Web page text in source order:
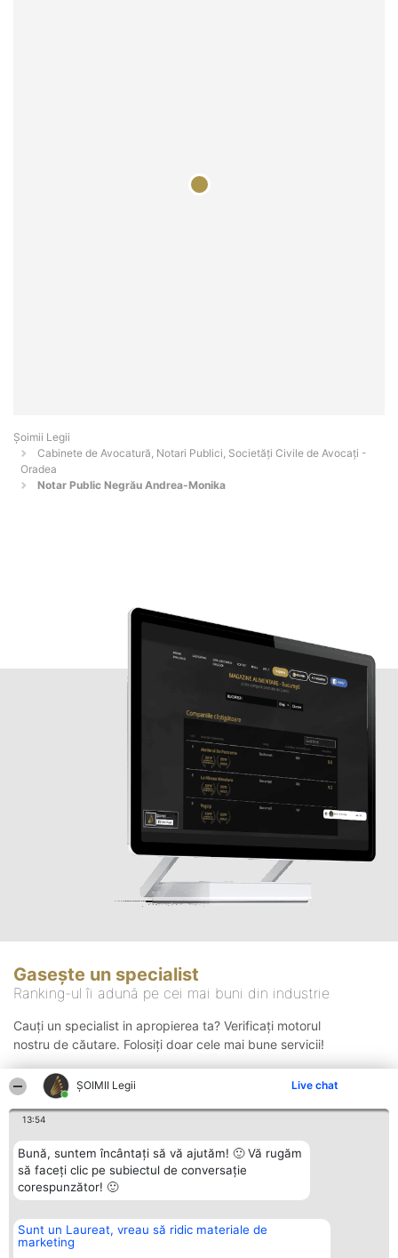
ȘOIMII Legii Live chat
13:54
Bună, suntem încântați să vă ajutăm! 🙂 Vă rugăm
să faceți clic pe subiectul de conversație
corespunzător! 🙂
Sunt un Laureat, vreau să ridic materiale de
marketing
Șoimii Legii
Cabinete de Avocatură, Notari Publici, Societăți Civile de Avocați -
Oradea
Notar Public Negrău Andrea-Monika
Gasește un specialist
Ranking-ul îi adună pe cei mai buni din industrie
Cauți un specialist in apropierea ta? Verificați motorul
nostru de căutare. Folosiți doar cele mai bune servicii!
Organizator Ranking
BRIGHT SOLUTIONS BR SRL
Plebiscyt Contact